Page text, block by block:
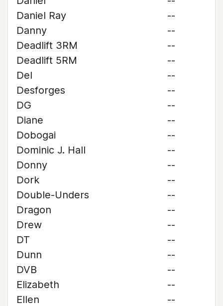
Daniel Ray
--
Danny
--
Deadlift 3RM
--
Deadlift 5RM
--
Del
--
Desforges
--
DG
--
Diane
--
Dobogai
--
Dominic J. Hall
--
Donny
--
Dork
--
Double-Unders
--
Dragon
--
Drew
--
DT
--
Dunn
--
DVB
--
Elizabeth
--
Ellen
--